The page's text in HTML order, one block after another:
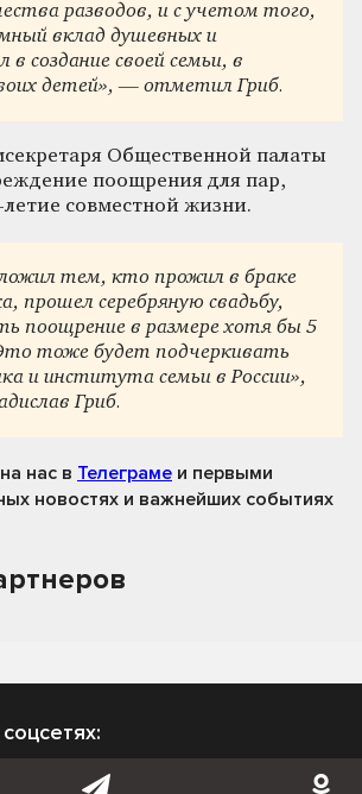
разводов, и с учетом того,
вклад душевных и
в создание своей семьи, в
детей», — отметил Гриб.
Общественной палаты
поощрения для пар,
совместной жизни.
тем, кто прожил в браке
прошел серебряную свадьбу,
поощрение в размере хотя бы 5
тоже будет подчеркивать
и института семьи в России»,
Гриб.
нас в Телеграме и первыми
новостях и важнейших событиях